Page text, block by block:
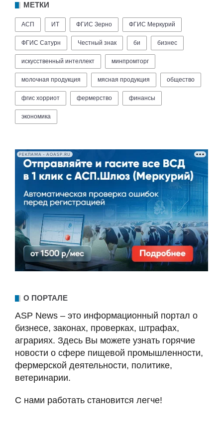
МЕТКИ
АСП ИТ ФГИС Зерно ФГИС Меркурий
ФГИС Сатурн Честный знак би бизнес
искусственный интеллект минпромторг
молочная продукция мясная продукция общество
фгис хорриот фермерство финансы
экономика
РЕКЛАМА • AOASP.RU
О ПОРТАЛЕ
ASP News – это информационный портал о
бизнесе, законах, проверках, штрафах,
аграриях. Здесь Вы можете узнать горячие
новости о сфере пищевой промышленности,
фермерской деятельности, политике,
ветеринарии.
С нами работать становится легче!